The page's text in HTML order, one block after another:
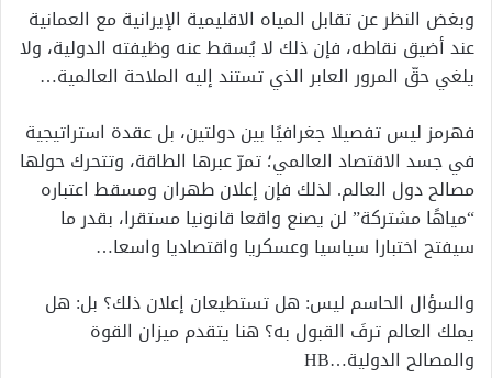
وبغض النظر عن تقابل المياه الاقليمية الإيرانية مع العمانية
عند أضيق نقاطه، فإن ذلك لا يُسقط عنه وظيفته الدولية، ولا
يلغي حقّ المرور العابر الذي تستند إليه الملاحة العالمية…
فهرمز ليس تفصيلا جغرافيًا بين دولتين، بل عقدة استراتيجية
في جسد الاقتصاد العالمي؛ تمرّ عبرها الطاقة، وتتحرك حولها
مصالح دول العالم. لذلك فإن إعلان طهران ومسقط اعتباره
“مياهًا مشتركة” لن يصنع واقعا قانونيا مستقرا، بقدر ما
سيفتح اختبارا سياسيا وعسكريا واقتصاديا واسعا…
والسؤال الحاسم ليس: هل تستطيعان إعلان ذلك؟ بل: هل
يملك العالم ترفَ القبول به؟ هنا يتقدم ميزان القوة
والمصالح الدولية…HB